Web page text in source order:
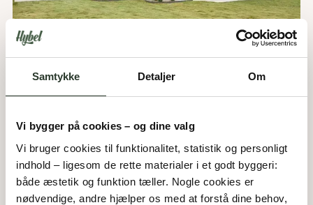
Samtykke Detaljer Om
Vi bygger på cookies – og dine valg
Vi bruger cookies til funktionalitet, statistik og personligt
indhold – ligesom de rette materialer i et godt byggeri:
både æstetik og funktion tæller. Nogle cookies er
nødvendige, andre hjælper os med at forstå dine behov,
Bøgestien 3
6800 Varde
Pris:4.195.000,-DKK
Areal:
172
Værelser:4
Udstillingshus